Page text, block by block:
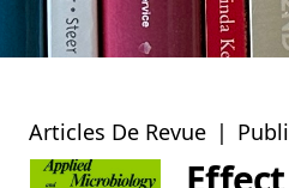
Articles De Revue |